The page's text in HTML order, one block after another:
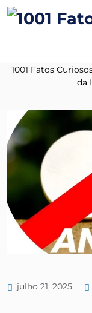
1001 Fatos
da
julho 21, 2025